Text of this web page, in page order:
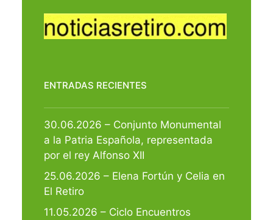
ENTRADAS RECIENTES
30.06.2026 – Conjunto Monumental
a la Patria Española, representada
por el rey Alfonso XII
25.06.2026 – Elena Fortún y Celia en
El Retiro
11.05.2026 – Ciclo Encuentros